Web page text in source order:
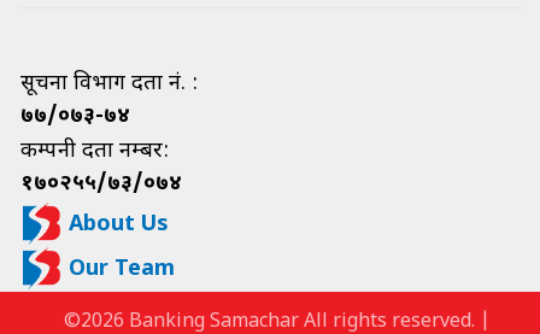
सूचना विभाग दर्ता नं. :
७७/०७३-७४
कम्पनी दर्ता नम्बर:
१७०२५५/७३/०७४
About Us
Our Team
©2026 Banking Samachar All rights reserved. |